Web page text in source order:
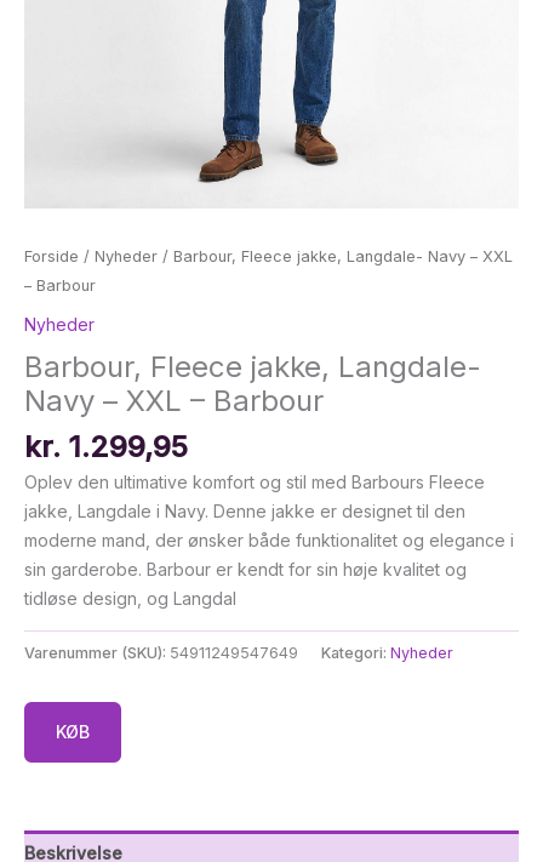
Forside / Nyheder / Barbour, Fleece jakke, Langdale- Navy – XXL
– Barbour
Nyheder
Barbour, Fleece jakke, Langdale-
Navy – XXL – Barbour
kr. 1.299,95
Oplev den ultimative komfort og stil med Barbours Fleece
jakke, Langdale i Navy. Denne jakke er designet til den
moderne mand, der ønsker både funktionalitet og elegance i
sin garderobe. Barbour er kendt for sin høje kvalitet og
tidløse design, og Langdal
Varenummer (SKU): 54911249547649 Kategori: Nyheder
KØB
Beskrivelse